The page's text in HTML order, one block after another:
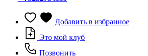
Добавить в избранное
Это мой клуб
Позвонить